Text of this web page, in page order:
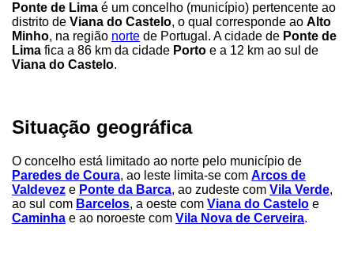
Ponte de Lima é um concelho (município) pertencente ao
distrito de Viana do Castelo, o qual corresponde ao Alto
Minho, na região norte de Portugal. A cidade de Ponte de
Lima fica a 86 km da cidade Porto e a 12 km ao sul de
Viana do Castelo.
Situação geográfica
O concelho está limitado ao norte pelo município de
Paredes de Coura, ao leste limita-se com Arcos de
Valdevez e Ponte da Barca, ao zudeste com Vila Verde,
ao sul com Barcelos, a oeste com Viana do Castelo e
Caminha e ao noroeste com Vila Nova de Cerveira.